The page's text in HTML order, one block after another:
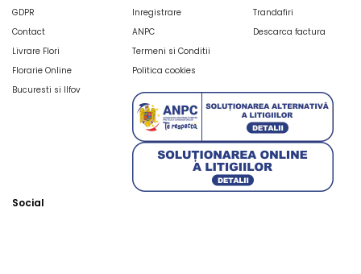
GDPR
Contact
Livrare Flori
Florarie Online
Bucuresti si Ilfov
Inregistrare
ANPC
Termeni si Conditii
Politica cookies
Trandafiri
Descarca factura
Social